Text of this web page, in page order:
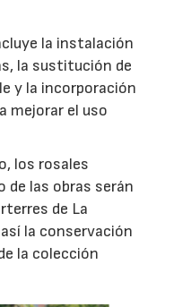
la instalación
la sustitución de
y la incorporación
mejorar el uso
los rosales
de las obras serán
de La
la conservación
la colección